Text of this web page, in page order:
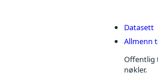
Datasett
Allmenn
Offentlig
nøkler.